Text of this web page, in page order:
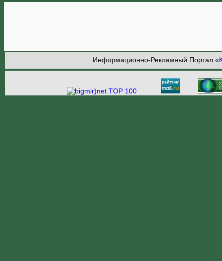
Информационно-Рекламный Портал «